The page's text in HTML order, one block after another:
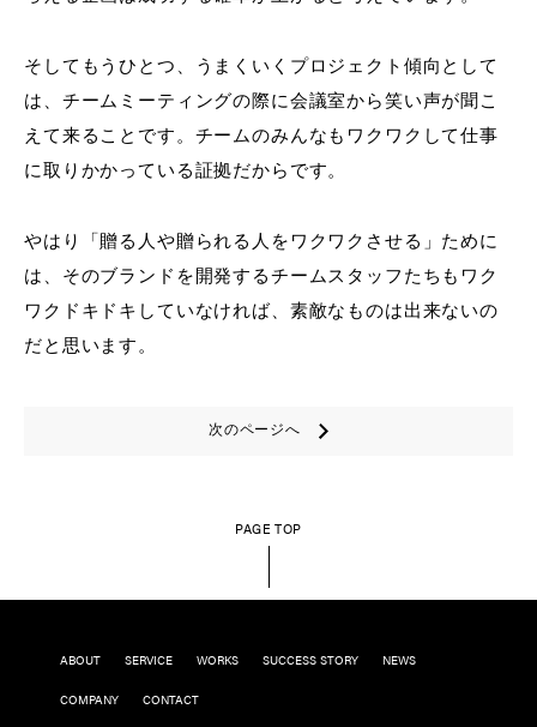
そしてもうひとつ、うまくいくプロジェクト傾向として
は、チームミーティングの際に会議室から笑い声が聞こ
えて来ることです。チームのみんなもワクワクして仕事
に取りかかっている証拠だからです。
やはり「贈る人や贈られる人をワクワクさせる」ために
は、そのブランドを開発するチームスタッフたちもワク
ワクドキドキしていなければ、素敵なものは出来ないの
だと思います。
次のページへ
PAGE TOP
ABOUT SERVICE WORKS SUCCESS STORY NEWS
COMPANY CONTACT